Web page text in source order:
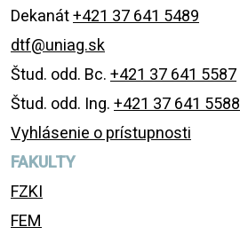
Dekanát+421 37 641 5489
dtf@uniag.sk
Štud. odd. Bc. +421 37 641 5587
Štud. odd. Ing. +421 37 641 5588
Vyhlásenie o prístupnosti
FAKULTY
FZKI
FEM